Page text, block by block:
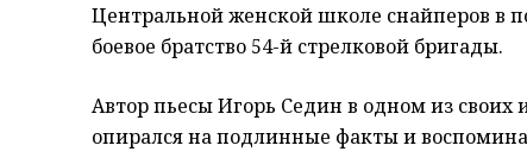
Центральной женской школе снайперов в
боевое братство 54-й стрелковой бригады.
Автор пьесы Игорь Седин в одном из
опирался на подлинные факты и